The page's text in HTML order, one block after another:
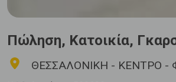
Πώληση, Κατοικία,
ΘΕΣΣΑΛΟΝΙΚΗ - ΚΕΝΤΡΟ -